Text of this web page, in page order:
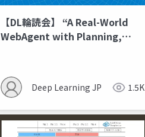
【DL輪読会】 “A Real-World
WebAgent with Planning,
Deep Learning JP 1.5K